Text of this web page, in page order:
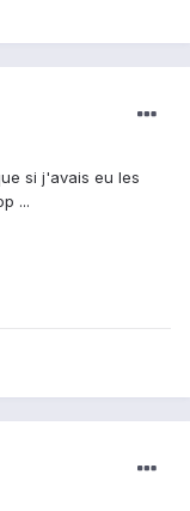
si j'avais eu les
...